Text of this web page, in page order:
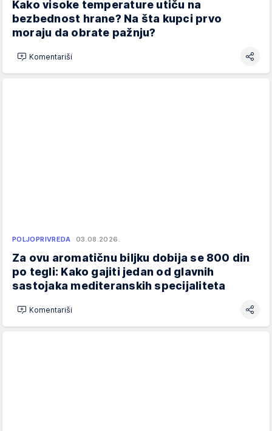
Kako visoke temperature utiču na
bezbednost hrane? Na šta kupci prvo
moraju da obrate pažnju?
Komentariši
POLJOPRIVREDA 03.08.2026.
Za ovu aromatičnu biljku dobija se 800 din
po tegli: Kako gajiti jedan od glavnih
sastojaka mediteranskih specijaliteta
Komentariši